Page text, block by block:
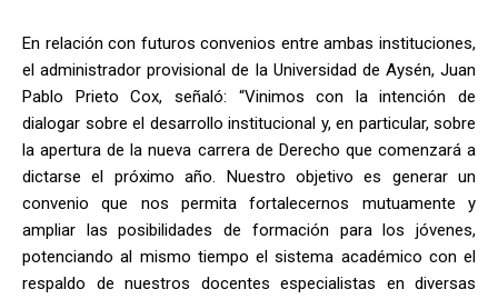
En relación con futuros convenios entre ambas instituciones,
el administrador provisional de la Universidad de Aysén, Juan
Pablo Prieto Cox, señaló: “Vinimos con la intención de
dialogar sobre el desarrollo institucional y, en particular, sobre
la apertura de la nueva carrera de Derecho que comenzará a
dictarse el próximo año. Nuestro objetivo es generar un
convenio que nos permita fortalecernos mutuamente y
ampliar las posibilidades de formación para los jóvenes,
potenciando al mismo tiempo el sistema académico con el
respaldo de nuestros docentes especialistas en diversas